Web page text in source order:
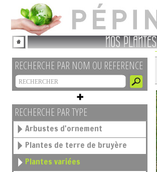
NOS PLANTES
RECHERCHE PAR NOM OU REFERENCE
RECHERCHE PAR TYPE
Arbustes d'ornement
Plantes de terre de bruyère
Plantes variées